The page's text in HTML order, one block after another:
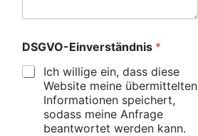
DSGVO-Einverständnis *
Ich willige ein, dass diese
Website meine übermittelten
Informationen speichert,
sodass meine Anfrage
beantwortet werden kann.